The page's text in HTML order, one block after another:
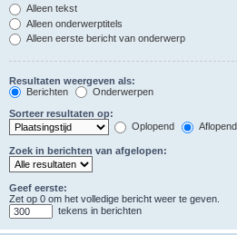
Alleen tekst
Alleen onderwerptitels
Alleen eerste bericht van onderwerp
Resultaten weergeven als:
Berichten
Onderwerpen
Sorteer resultaten op:
Oplopend
Aflopend
Zoek in berichten van afgelopen:
Geef eerste:
Zet op 0 om het volledige bericht weer te geven.
tekens in berichten